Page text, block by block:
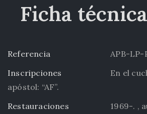
Ficha técnica
Referencia
APB-LP-
Inscripciones
En el
apóstol: “AF”.
Restauraciones
1969-. ,